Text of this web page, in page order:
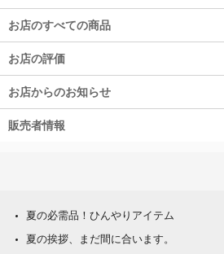
お店のすべての商品
お店の評価
お店からのお知らせ
販売者情報
夏の必需品！ひんやりアイテム
夏の挨拶、まだ間に合います。